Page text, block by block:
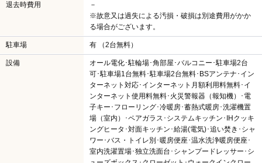
退去時費用
－
※故意又は過失による汚損・破損は別途費用がかか
る場合がございます。
駐車場 有 （2台無料）
設備
オール電化･駐輪場･角部屋･バルコニー･駐車場2台
可･駐車場1台無料･駐車場2台無料･BSアンテナ･イン
ターネット対応･インターネット月額利用料無料･イ
ンターネット使用料無料･火災警報器（報知機）･電
子キー･フローリング･冷暖房･蓄熱式暖房･洗濯機置
場（室内）･ペアガラス･システムキッチン･IHクッキ
ングヒータ･対面キッチン･給湯(電気)･追い焚き･シャ
ワー･バス・トイレ別･暖房便座･温水洗浄暖房便座･
室内洗濯置場･独立洗面台･シャンプードレッサー･シ